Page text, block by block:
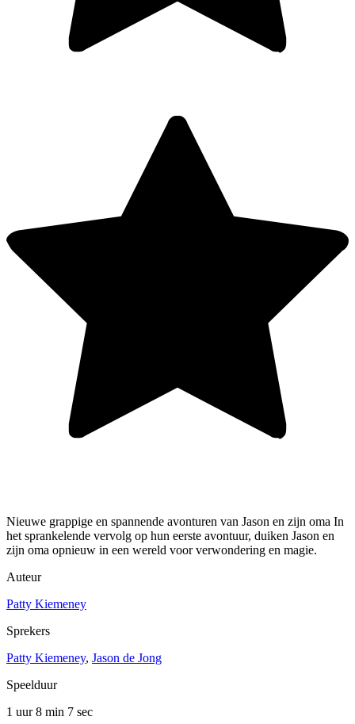
Nieuwe grappige en spannende avonturen van Jason en zijn oma In
het sprankelende vervolg op hun eerste avontuur, duiken Jason en
zijn oma opnieuw in een wereld voor verwondering en magie.
Auteur
Patty Kiemeney
Sprekers
Patty Kiemeney, Jason de Jong
Speelduur
1 uur 8 min 7 sec